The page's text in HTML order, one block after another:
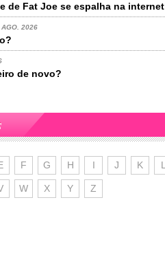
de Fat Joe se espalha na internet
AGO. 2026
de novo?
F G H I J K L
W X Y Z